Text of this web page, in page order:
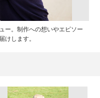
ー。制作への想いやエピソー
けします。